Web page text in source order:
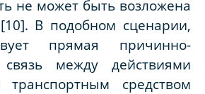
не может быть возложена
В подобном сценарии,
прямая причинно-
связь между действиями
транспортным средством